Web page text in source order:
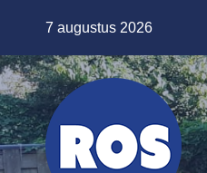
de
inhoud
7 augustus 2026